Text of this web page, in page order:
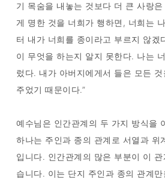
기 목숨을 내놓는 것보다 더 큰 사랑
게 명한 것을 너희가 행하면, 너희는
터 내가 너희를 종이라고 부르지 않겠
이 무엇을 하는지 알지 못한다. 나는
렀다. 내가 아버지에게서 들은 모든
주었기 때문이다.”
예수님은 인간관계의 두 가지 방식을
하나는 주인과 종의 관계로 서열과 위
입니다. 인간관계의 많은 부분이 이
습니다. 이는 단지 주인과 종의 관계